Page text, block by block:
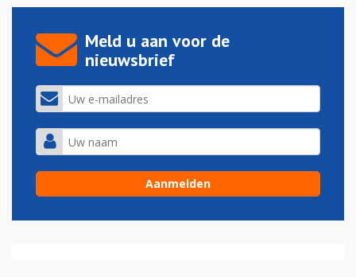
Meld u aan voor de
nieuwsbrief